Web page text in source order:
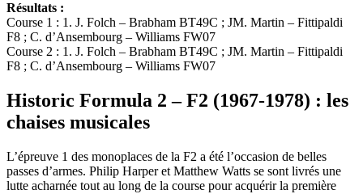
Résultats :
Course 1 : 1. J. Folch – Brabham BT49C ; JM. Martin – Fittipaldi
F8 ; C. d’Ansembourg – Williams FW07
Course 2 : 1. J. Folch – Brabham BT49C ; JM. Martin – Fittipaldi
F8 ; C. d’Ansembourg – Williams FW07
Historic Formula 2 – F2 (1967-1978) : les
chaises musicales
L’épreuve 1 des monoplaces de la F2 a été l’occasion de belles
passes d’armes. Philip Harper et Matthew Watts se sont livrés une
lutte acharnée tout au long de la course pour acquérir la première